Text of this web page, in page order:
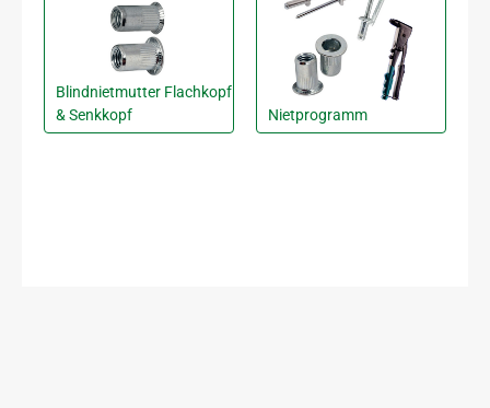
Blindnietmutter Flachkopf
& Senkkopf
Nietprogramm